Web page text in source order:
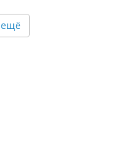
Вт/м.
12 В и
от
IP20
ещё